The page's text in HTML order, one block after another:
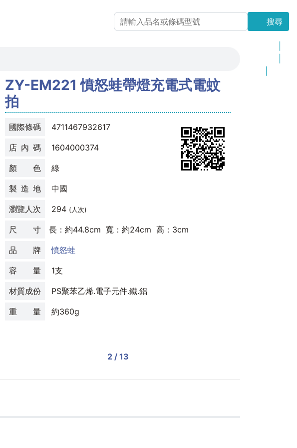
搜尋
搜尋
ZY-EM221 憤怒蛙帶燈充電式電蚊
拍
國際條碼 4711467932617
店 內 碼 1604000374
顏 色 綠
製 造 地 中國
瀏覽人次 294 (人次)
尺 寸 長：約44.8cm 寬：約24cm 高：3cm
品 牌 憤怒蛙
容 量 1支
材質成份 PS聚苯乙烯.電子元件.鐵.鋁
重 量 約360g
2 / 13